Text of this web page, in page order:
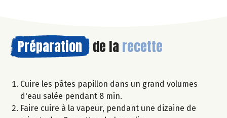
Préparation de la recette
Cuire les pâtes papillon dans un grand volumes
d'eau salée pendant 8 min.
Faire cuire à la vapeur, pendant une dizaine de